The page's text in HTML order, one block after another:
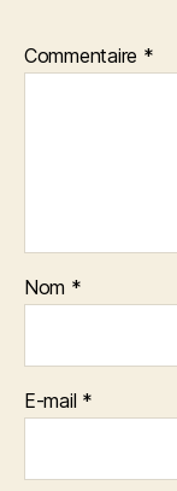
Commentaire *
Nom *
E-mail *